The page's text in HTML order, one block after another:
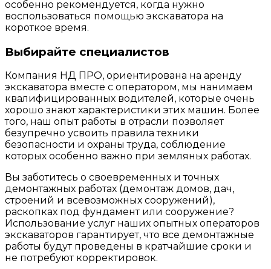
особенно рекомендуется, когда нужно
воспользоваться помощью экскаватора на
короткое время.
Выбирайте специалистов
Компания НД ПРО, ориентирована на аренду
экскаватора вместе с оператором, мы нанимаем
квалифицированных водителей, которые очень
хорошо знают характеристики этих машин. Более
того, наш опыт работы в отрасли позволяет
безупречно усвоить правила техники
безопасности и охраны труда, соблюдение
которых особенно важно при земляных работах.
Вы заботитесь о своевременных и точных
демонтажных работах (демонтаж домов, дач,
строений и всевозможных сооружений),
раскопках под фундамент или сооружение?
Использование услуг наших опытных операторов
экскаваторов гарантирует, что все демонтажные
работы будут проведены в кратчайшие сроки и
не потребуют корректировок.